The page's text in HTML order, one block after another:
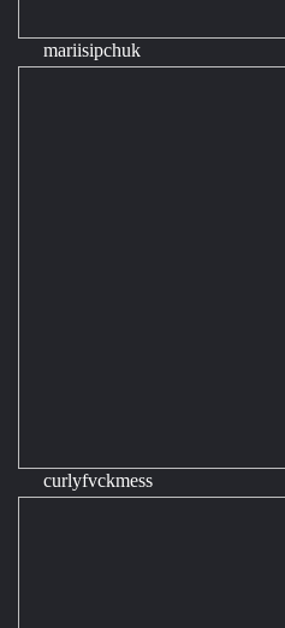
mariisipchuk
curlyfvckmess